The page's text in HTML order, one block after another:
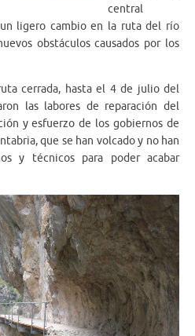
central
ligero cambio en la ruta del río
obstáculos causados por los
cerrada, hasta el 4 de julio del
las labores de reparación del
y esfuerzo de los gobiernos de
que se han volcado y no han
y técnicos para poder acabar